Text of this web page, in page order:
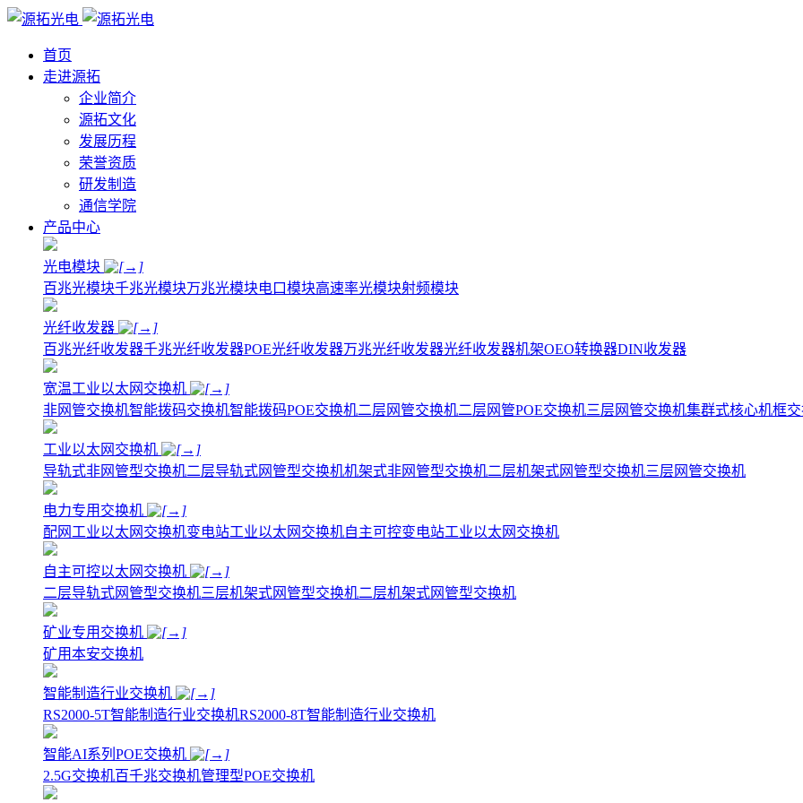
首页
走进源拓
企业简介
源拓文化
发展历程
荣誉资质
研发制造
通信学院
产品中心
光电模块
百兆光模块千兆光模块万兆光模块电口模块高速率光模块射频模块
光纤收发器
百兆光纤收发器千兆光纤收发器POE光纤收发器万兆光纤收发器光纤收发器机架OEO转换器DIN收发器
宽温工业以太网交换机
非网管交换机智能拨码交换机智能拨码POE交换机二层网管交换机二层网管POE交换机三层网管交换机集群式核心机框
工业以太网交换机
导轨式非网管型交换机二层导轨式网管型交换机机架式非网管型交换机二层机架式网管型交换机三层网管交换机
电力专用交换机
配网工业以太网交换机变电站工业以太网交换机自主可控变电站工业以太网交换机
自主可控以太网交换机
二层导轨式网管型交换机三层机架式网管型交换机二层机架式网管型交换机
矿业专用交换机
矿用本安交换机
智能制造行业交换机
RS2000-5T智能制造行业交换机RS2000-8T智能制造行业交换机
智能AI系列POE交换机
2.5G交换机百千兆交换机管理型POE交换机